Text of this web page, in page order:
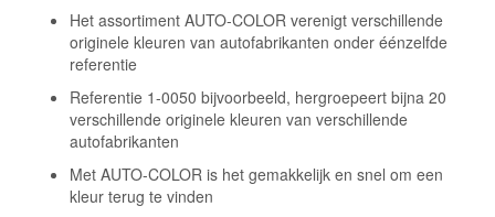
Het assortiment AUTO-COLOR verenigt verschillende
originele kleuren van autofabrikanten onder éénzelfde
referentie
Referentie 1-0050 bijvoorbeeld, hergroepeert bijna 20
verschillende originele kleuren van verschillende
autofabrikanten
Met AUTO-COLOR is het gemakkelijk en snel om een
kleur terug te vinden